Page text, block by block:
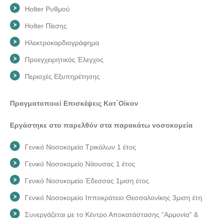
Holter Ρυθμού
Holter Πίεσης
Ηλεκτροκαρδιογράφημα
Προεγχειρητικός Έλεγχος
Περιοχές Εξυπηρέτησης
Πραγματοποιεί Επισκέψεις Κατ΄Οίκον
Εργάστηκε στο παρελθόν στα παρακάτω νοσοκομεία
Γενικό Νοσοκομείο Τρικάλων 1 έτος
Γενικό Νοσοκομείο Νάουσας 1 έτος
Γενικό Νοσοκομείο Έδεσσας 1μιση έτος
Γενικό Νοσοκομείο Ιπποκράτειο Θεσσαλονίκης 3μιση έτη
Συνεργάζεται με το Κέντρο Αποκατάστασης “Αρμονία” &